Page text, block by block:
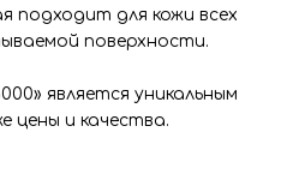
подходит для кожи всех
поверхности.
является уникальным
цены и качества.